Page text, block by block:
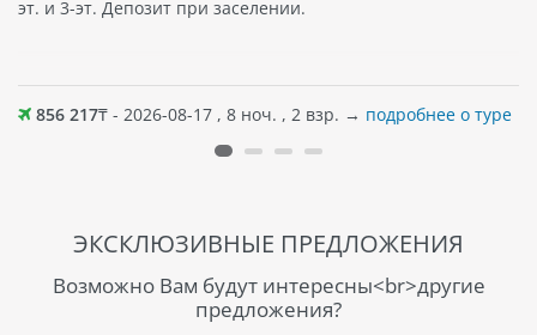
эт. и 3-эт. Депозит при заселении.
856 217₸ - 2026-08-17 , 8 ноч. , 2 взр. → подробнее о туре
ЭКСКЛЮЗИВНЫЕ ПРЕДЛОЖЕНИЯ
Возможно Вам будут интересны<br>другие
предложения?